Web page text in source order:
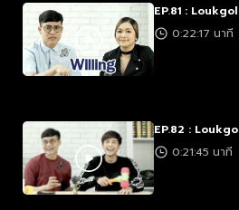
EP.81 :
0:22:17 นาที
EP.82 :
0:21:45 นาที